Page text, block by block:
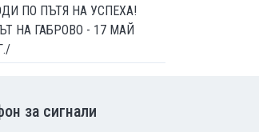
ПО ПЪТЯ НА УСПЕХА!
НА ГАБРОВО - 17 МАЙ
за сигнали